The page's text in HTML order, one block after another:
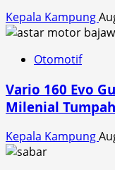
Kepala Kampung
Otomotif
Vario 160 Evo
Milenial
Kepala Kampung